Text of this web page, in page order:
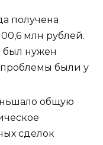
получена
млн рублей.
был нужен
проблемы были у
общую
сделок